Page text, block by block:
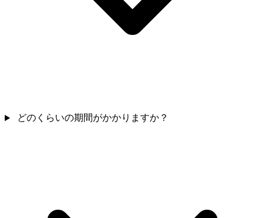
どのくらいの期間がかかりますか？